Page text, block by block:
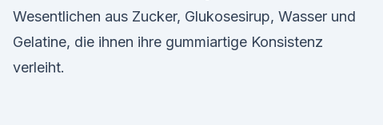
Wesentlichen aus Zucker, Glukosesirup, Wasser und
Gelatine, die ihnen ihre gummiartige Konsistenz
verleiht.